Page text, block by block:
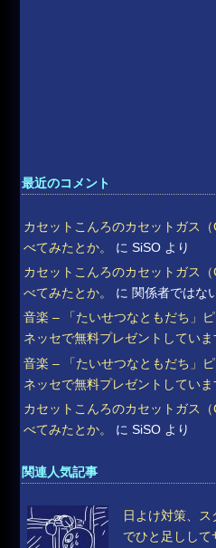
最近のコメント
カセットこんろのカセットガス
べてみたとか。
にSiSO より
カセットこんろのカセットガス
べてみたとか。
に 関係者ではな
音楽 – 「たいせつなともだち」
ネッセで無料プレゼントしていま
音楽 – 「たいせつなともだち」
ネッセで無料プレゼントしていま
カセットこんろのカセットガス
べてみたとか。
にSiSO より
関連人気記事
日よけ対策、
でひと足しし